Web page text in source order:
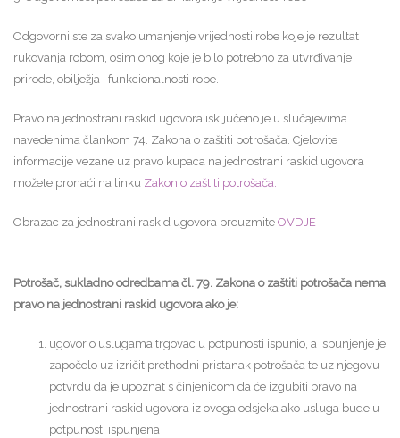
Odgovorni ste za svako umanjenje vrijednosti robe koje je rezultat
rukovanja robom, osim onog koje je bilo potrebno za utvrđivanje
prirode, obilježja i funkcionalnosti robe.
Pravo na jednostrani raskid ugovora isključeno je u slučajevima
navedenima člankom 74. Zakona o zaštiti potrošača. Cjelovite
informacije vezane uz pravo kupaca na jednostrani raskid ugovora
možete pronaći na linku Zakon o zaštiti potrošača.
Obrazac za jednostrani raskid ugovora preuzmite OVDJE
Potrošač, sukladno odredbama čl. 79. Zakona o zaštiti potrošača nema
pravo na jednostrani raskid ugovora ako je:
ugovor o uslugama trgovac u potpunosti ispunio, a ispunjenje je
započelo uz izričit prethodni pristanak potrošača te uz njegovu
potvrdu da je upoznat s činjenicom da će izgubiti pravo na
jednostrani raskid ugovora iz ovoga odsjeka ako usluga bude u
potpunosti ispunjena